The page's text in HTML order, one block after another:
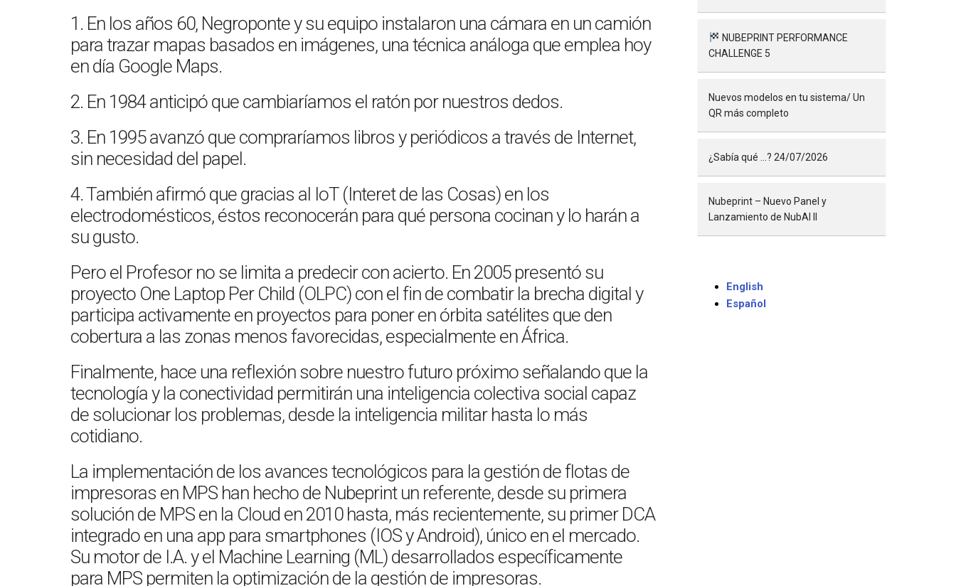
1. En los años 60, Negroponte y su equipo instalaron una cámara en un camión
para trazar mapas basados en imágenes, una técnica análoga que emplea hoy
en día Google Maps.
2. En 1984 anticipó que cambiaríamos el ratón por nuestros dedos.
3. En 1995 avanzó que compraríamos libros y periódicos a través de Internet,
sin necesidad del papel.
4. También afirmó que gracias al IoT (Interet de las Cosas) en los
electrodomésticos, éstos reconocerán para qué persona cocinan y lo harán a
su gusto.
Pero el Profesor no se limita a predecir con acierto. En 2005 presentó su
proyecto One Laptop Per Child (OLPC) con el fin de combatir la brecha digital y
participa activamente en proyectos para poner en órbita satélites que den
cobertura a las zonas menos favorecidas, especialmente en África.
Finalmente, hace una reflexión sobre nuestro futuro próximo señalando que la
tecnología y la conectividad permitirán una inteligencia colectiva social capaz
de solucionar los problemas, desde la inteligencia militar hasta lo más
cotidiano.
La implementación de los avances tecnológicos para la gestión de flotas de
impresoras en MPS han hecho de Nubeprint un referente, desde su primera
solución de MPS en la Cloud en 2010 hasta, más recientemente, su primer DCA
integrado en una app para smartphones (IOS y Android), único en el mercado.
Su motor de I.A. y el Machine Learning (ML) desarrollados específicamente
para MPS permiten la optimización de la gestión de impresoras.
NUBEPRINT PERFORMANCE
CHALLENGE 5
Nuevos modelos en tu sistema/ Un
QR más completo
¿Sabía qué …? 24/07/2026
Nubeprint – Nuevo Panel y
Lanzamiento de NubAI II
English
Español